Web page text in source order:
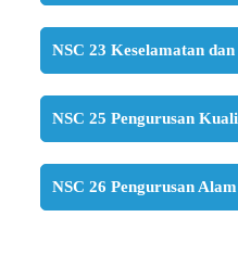
NSC 23 Keselamatan
NSC 25 Pengurusan
NSC 26 Pengurusan